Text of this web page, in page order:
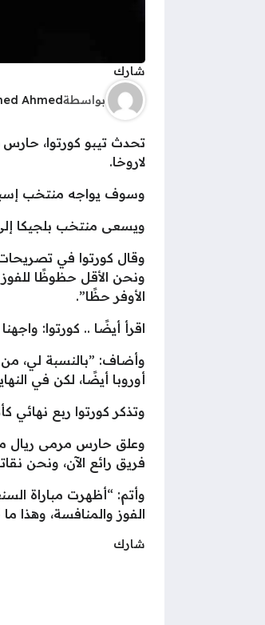
شارك
بواسطةAhmed
تحدث تيبو كورتوا،
لاروخا.
وسوف يواجه منتخب
ويسعى منتخب بلجيكا إلى تحقيق
ونحن الأقل حظوظًا للفوز
الأوفر حظًا”.
اقرأ أيضًا .. كورتوا:
وأضاف: ”بالنسبة لي،
أوروبا أيضًا، لكن في
وتذكر كورتوا ربع نهائي كأس العالم عام 2018، والذي لعبته بلجيكا ضد
وعلق حارس مرمى ريال
فريق رائع الآن، ونحن
وأتم: “أظهرت مباراة
الفوز والمنافسة، وهذا ما
شارك